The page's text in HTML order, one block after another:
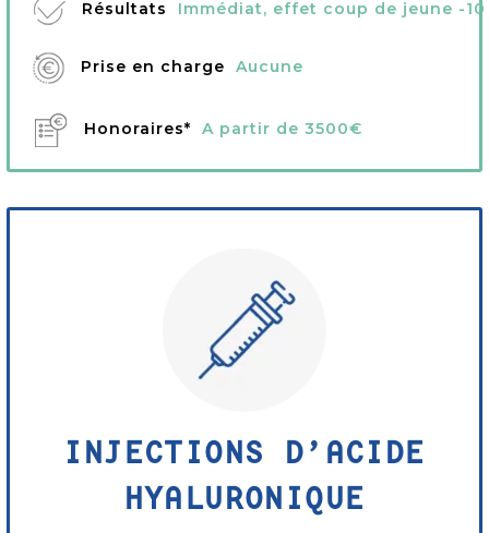
Résultats Immédiat, effet coup de jeune -10
Prise en charge Aucune
Honoraires* A partir de 3500€
INJECTIONS D’ACIDE
HYALURONIQUE